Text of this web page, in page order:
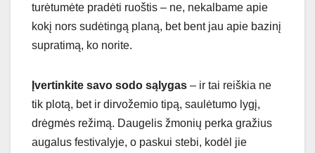
turėtumėte pradėti ruoštis – ne, nekalbame apie
kokį nors sudėtingą planą, bet bent jau apie bazinį
supratimą, ko norite.
Įvertinkite savo sodo sąlygas – ir tai reiškia ne
tik plotą, bet ir dirvožemio tipą, saulėtumo lygį,
drėgmės režimą. Daugelis žmonių perka gražius
augalus festivalyje, o paskui stebi, kodėl jie